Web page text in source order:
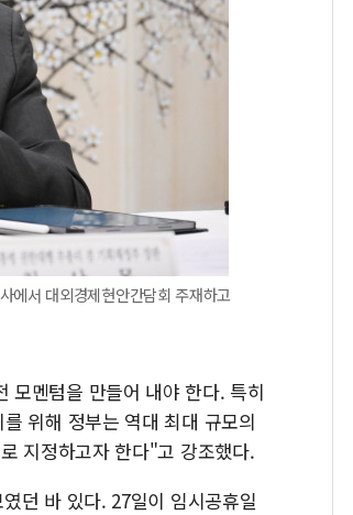
에서 대외경제현안간담회 주재하고
모멘텀을 만들어 내야 한다. 특히
위해 정부는 역대 최대 규모의
지정하고자 한다"고 강조했다.
던 바 있다. 27일이 임시공휴일